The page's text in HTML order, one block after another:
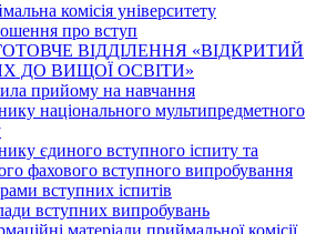
комісія університету
про вступ
ВІДДІЛЕННЯ «ВІДКРИТИЙ
ДО ВИЩОЇ ОСВІТИ»
прийому на навчання
національного мультипредметного
єдиного вступного іспиту та
фахового вступного випробування
вступних іспитів
вступних випробувань
матеріали приймальної комісії